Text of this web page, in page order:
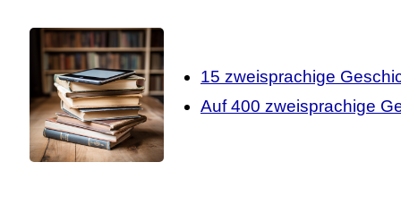
15 zweisprachige
Auf 400 zweisprachige